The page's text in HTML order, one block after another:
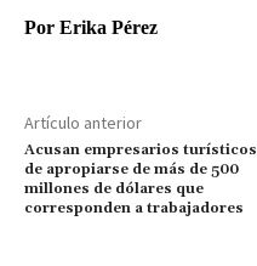
Por Erika Pérez
Artículo anterior
Acusan empresarios turísticos
de apropiarse de más de 500
millones de dólares que
corresponden a trabajadores